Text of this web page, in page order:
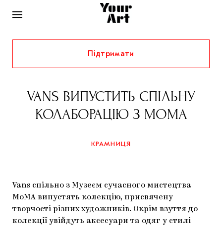
НОВИНИ
ІНТЕРВ’Ю
ХУДОЖНИКИ
АРХІТЕКТУРА
КІНО
РІДНИЙ КРАЙ
САМООРГАНІЗАЦІЇ
МУЗЕЇ
КОЛЕКЦІЇ
ВИСТАВКИ
ІСТОРІЇ
КОНСПЕКТИ
ДОСЛІДНИЦЬКА ПЛАТФОРМА
ЗАПАЛЕННЯ
КРАМНИЦЯ
Підтримати
VANS ВИПУСТИТЬ СПІЛЬНУ
КОЛАБОРАЦІЮ З MOMA
КРАМНИЦЯ
Vans спільно з Музеєм сучасного мистецтва
MoMA випустять колекцію, присвячену
творчості різних художників. Окрім взуття до
колекції увійдуть аксесуари та одяг у стилі